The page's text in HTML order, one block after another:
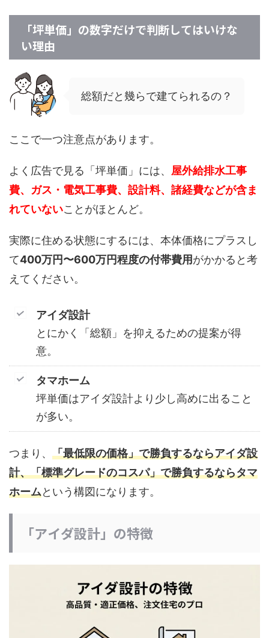
「坪単価」の数字だけで判断してはいけな
い理由
総額だと幾らで建てられるの？
ここで一つ注意点があります。
よく広告で見る「坪単価」には、 屋外給排水工事
費、ガス・電気工事費、設計料、諸経費などが含ま
れていないことがほとんど。
実際に住める状態にするには、本体価格にプラスし
て400万円〜600万円程度の付帯費用がかかると考
えてください。
アイダ設計
とにかく「総額」を抑えるための提案が得
意。
タマホーム
坪単価はアイダ設計より少し高めに出ること
が多い。
つまり、 「最低限の価格」で勝負するならアイダ設
計、「標準グレードのコスパ」で勝負するならタマ
ホームという構図になります。
「アイダ設計」の特徴